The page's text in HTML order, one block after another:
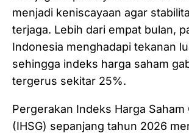
menjadi keniscayaan agar
terjaga. Lebih dari empat bulan,
Indonesia menghadapi tekanan
sehingga indeks harga saham
tergerus sekitar 25%.
Pergerakan Indeks Harga Saham
(IHSG) sepanjang tahun 2026